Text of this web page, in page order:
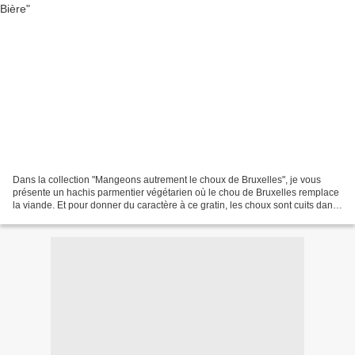
Dans la collection "Mangeons autrement le choux de Bruxelles", je vous
présente un hachis parmentier végétarien où le chou de Bruxelles remplace
la viande. Et pour donner du caractère à ce gratin, les choux sont cuits dans